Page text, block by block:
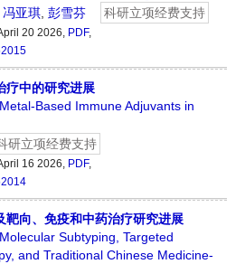
冯亚琪 彭雪芬 科研立项经费支持
20 2026, PDF,
疗中的研究进展
Based Immune Adjuvants in
研立项经费支持
16 2026, PDF,
靶向、免疫和中药治疗研究进展
Subtyping, Targeted
and Traditional Chinese Medicine-